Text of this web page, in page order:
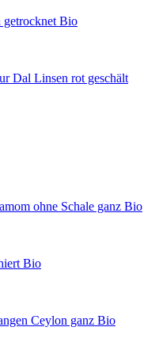
getrocknet Bio
Linsen rot geschält
ohne Schale ganz Bio
Bio
Ceylon ganz Bio